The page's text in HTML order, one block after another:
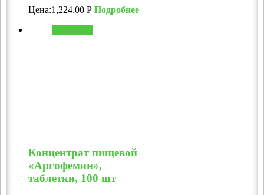
Цена:1,224.00 Р Подробнее
Концентрат пищевой
«Аргофемин»,
таблетки, 100 шт